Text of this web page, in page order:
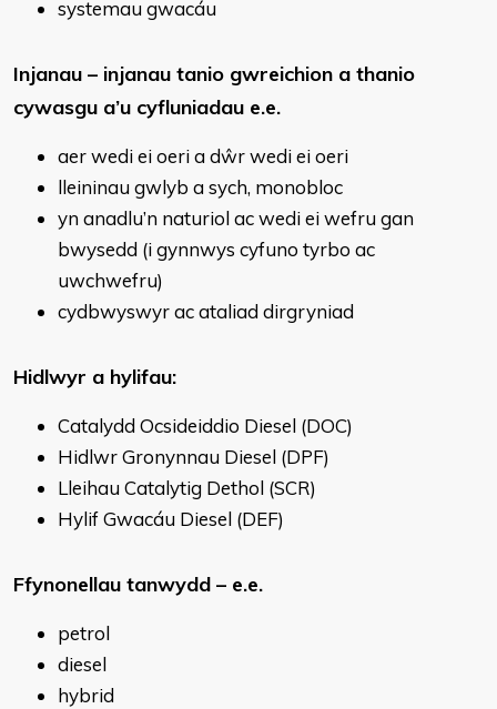
systemau gwacáu
Injanau – injanau tanio gwreichion a thanio
cywasgu a’u cyfluniadau e.e.
aer wedi ei oeri a dŵr wedi ei oeri
lleininau gwlyb a sych, monobloc
yn anadlu’n naturiol ac wedi ei wefru gan
bwysedd (i gynnwys cyfuno tyrbo ac
uwchwefru)
cydbwyswyr ac ataliad dirgryniad
Hidlwyr a hylifau:
Catalydd Ocsideiddio Diesel (DOC)
Hidlwr Gronynnau Diesel (DPF)
Lleihau Catalytig Dethol (SCR)
Hylif Gwacáu Diesel (DEF)
Ffynonellau tanwydd – e.e.
petrol
diesel
hybrid